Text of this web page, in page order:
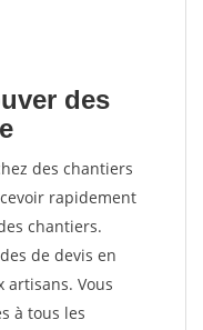
des
des chantiers
rapidement
chantiers.
de devis en
artisans. Vous
à tous les